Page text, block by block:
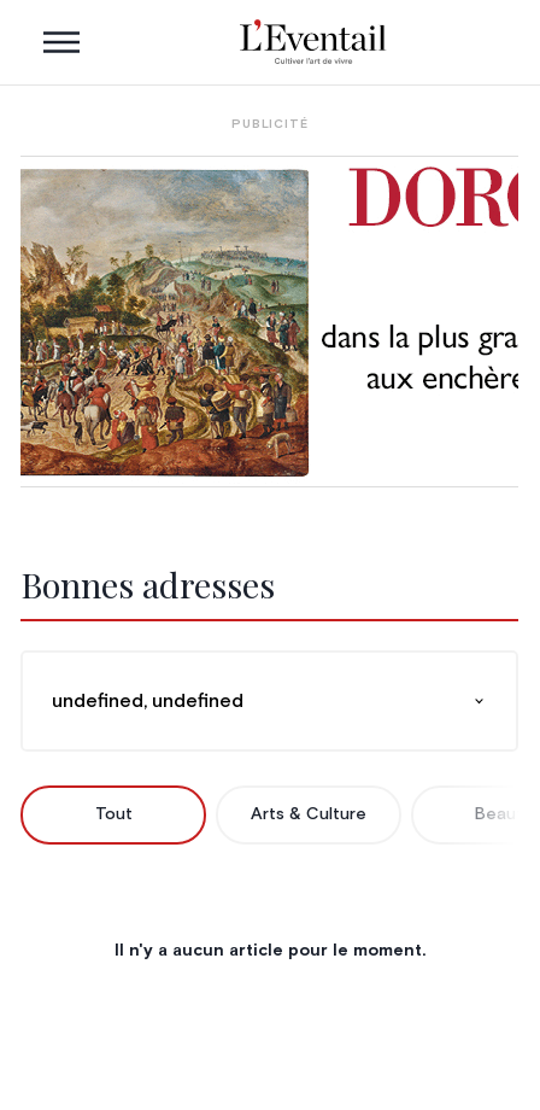
PUBLICITÉ
Bonnes adresses
undefined, undefined
Tout Arts & Culture Beauté
Il n'y a aucun article pour le moment.